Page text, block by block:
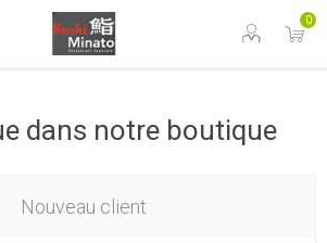
0
dans notre boutique
Nouveau client